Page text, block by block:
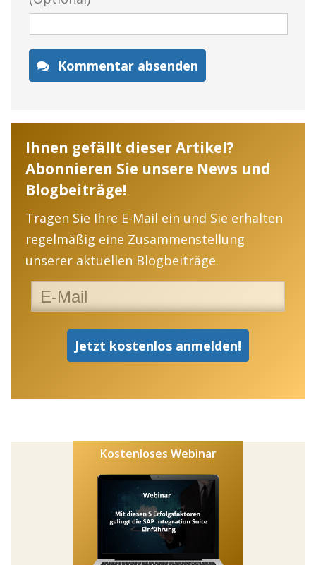
Kommentar absenden
Ihnen gefällt dieser Artikel?
Abonnieren Sie unsere News und
Blogbeiträge!
Tragen Sie Ihre E-Mail ein und Sie erhalten
regelmäßig eine Zusammenstellung
unserer aktuellen Blogbeiträge.
Kostenloses Webinar